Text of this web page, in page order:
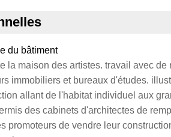
du bâtiment
la maison des artistes. travail avec de
immobiliers et bureaux d'études.
allant de l'habitat individuel aux
des cabinets d'architectes de
promoteurs de vendre leur